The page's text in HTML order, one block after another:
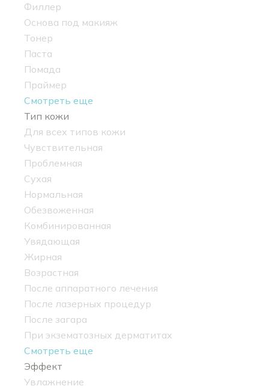
Филлер
Основа под макияж
Тонер
Паста
Помада
Праймер
Смотреть еще
Тип кожи
Для всех типов кожи
Чувствительная
Проблемная
Сухая
Нормальная
Обезвоженная
Комбинированная
Увядающая
Жирная
Возрастная
После аппаратного лечения
После лазерных процедур
После загара
При экзематозных дерматитах
Смотреть еще
Эффект
Увлажнение